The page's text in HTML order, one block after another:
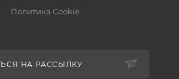
Политика Cookie
НА РАССЫЛКУ